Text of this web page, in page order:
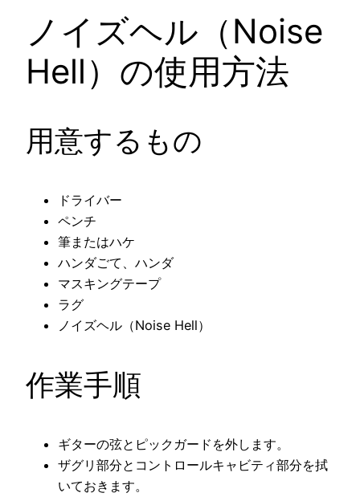
ノイズヘル（Noise
Hell）の使用方法
用意するもの
ドライバー
ペンチ
筆またはハケ
ハンダごて、ハンダ
マスキングテープ
ラグ
ノイズヘル（Noise Hell）
作業手順
ギターの弦とピックガードを外します。
ザグリ部分とコントロールキャビティ部分を拭
いておきます。